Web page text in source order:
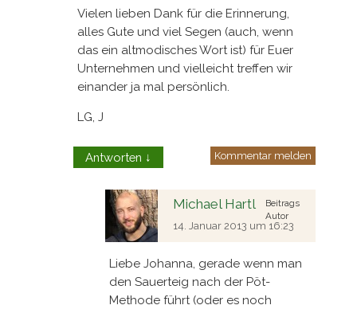
Vielen lieben Dank für die Erinnerung,
alles Gute und viel Segen (auch, wenn
das ein altmodisches Wort ist) für Euer
Unternehmen und vielleicht treffen wir
einander ja mal persönlich.
LG, J
Antworten ↓ Kommentar melden
Michael Hartl
Beitrags
Autor
14. Januar 2013 um 16:23
Liebe Johanna, gerade wenn man
den Sauerteig nach der Pöt-
Methode führt (oder es noch